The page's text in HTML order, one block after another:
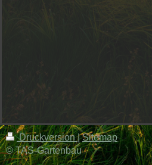
Druckversion| Sitemap
© TAS-Gartenbau